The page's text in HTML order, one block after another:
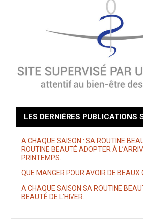
LES DERNIÈRES PUBLICATIONS
A CHAQUE SAISON : SA ROUTINE
ROUTINE BEAUTÉ ADOPTER À
PRINTEMPS.
QUE MANGER POUR AVOIR DE BEAUX
A CHAQUE SAISON SA ROUTINE
BEAUTÉ DE L’HIVER.